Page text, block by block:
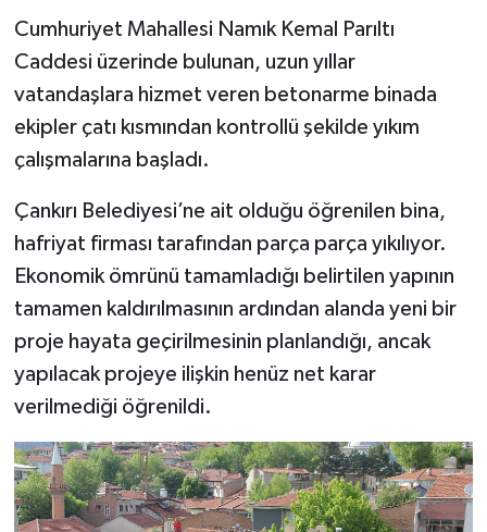
Cumhuriyet Mahallesi Namık Kemal Parıltı
Caddesi üzerinde bulunan, uzun yıllar
vatandaşlara hizmet veren betonarme binada
ekipler çatı kısmından kontrollü şekilde yıkım
çalışmalarına başladı.
Çankırı Belediyesi’ne ait olduğu öğrenilen bina,
hafriyat firması tarafından parça parça yıkılıyor.
Ekonomik ömrünü tamamladığı belirtilen yapının
tamamen kaldırılmasının ardından alanda yeni bir
proje hayata geçirilmesinin planlandığı, ancak
yapılacak projeye ilişkin henüz net karar
verilmediği öğrenildi.